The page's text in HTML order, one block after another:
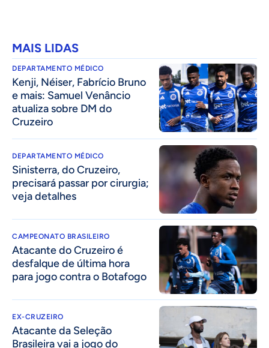
MAIS LIDAS
DEPARTAMENTO MÉDICO
Kenji, Néiser, Fabrício Bruno
e mais: Samuel Venâncio
atualiza sobre DM do
Cruzeiro
DEPARTAMENTO MÉDICO
Sinisterra, do Cruzeiro,
precisará passar por cirurgia;
veja detalhes
CAMPEONATO BRASILEIRO
Atacante do Cruzeiro é
desfalque de última hora
para jogo contra o Botafogo
EX-CRUZEIRO
Atacante da Seleção
Brasileira vai a jogo do